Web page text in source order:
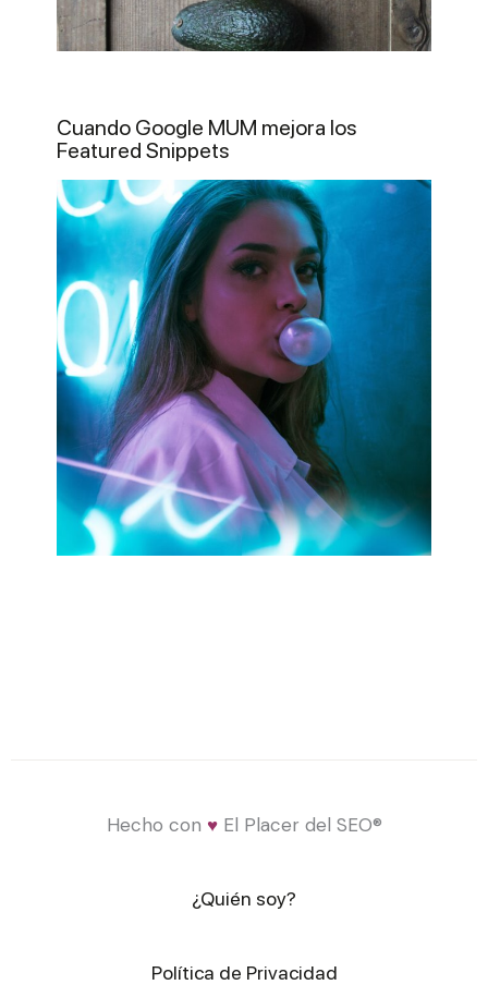
Cuando Google MUM mejora los
Featured Snippets
Hecho con ♥El Placer del SEO®
¿Quién soy?
Política de Privacidad